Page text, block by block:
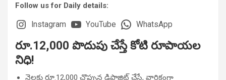
Follow us for Daily details:
Instagram YouTube WhatsApp
రూ.12,000 పొదుపు చేస్తే కోటి రూపాయల
నిధి!
నెలకు రూ.12,000 చొప్పున డిపాజిట్ చేస్తే, వార్షికంగా